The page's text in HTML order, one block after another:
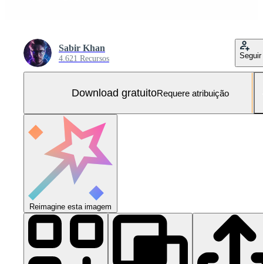
Sabir Khan
4.621 Recursos Seguir
Download gratuitoRequere atribuição
Reimagine esta imagem